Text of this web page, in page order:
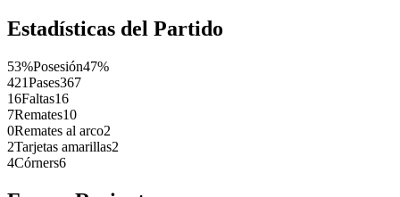
Estadísticas del Partido
53%Posesión47%
421Pases367
16Faltas16
7Remates10
0Remates al arco2
2Tarjetas amarillas2
4Córners6